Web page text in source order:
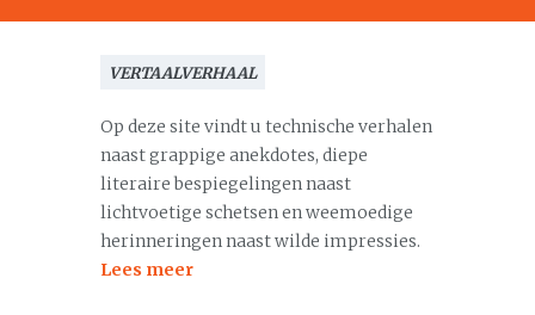
VERTAALVERHAAL
Op deze site vindt u technische verhalen
naast grappige anekdotes, diepe
literaire bespiegelingen naast
lichtvoetige schetsen en weemoedige
herinneringen naast wilde impressies.
Lees meer